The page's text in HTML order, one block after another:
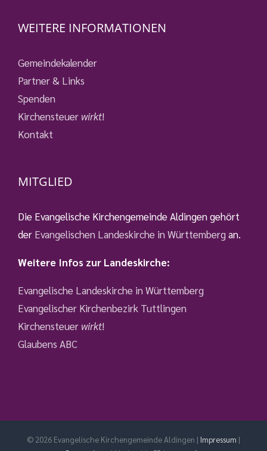
WEITERE INFORMATIONEN
Gemeindekalender
Partner & Links
Spenden
Kirchensteuer wirkt!
Kontakt
MITGLIED
Die Evangelische Kirchengemeinde Aldingen gehört
der Evangelischen Landeskirche in Württemberg an.
Weitere Infos zur Landeskirche:
Evangelische Landeskirche in Württemberg
Evangelischer Kirchenbezirk Tuttlingen
Kirchensteuer wirkt!
Glaubens ABC
© 2026 Evangelische Kirchengemeinde Aldingen | Impressum |